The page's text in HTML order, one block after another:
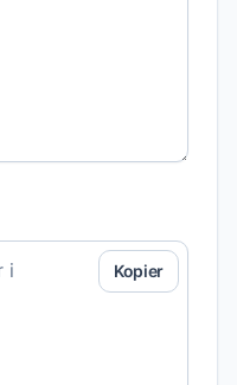
Kopier